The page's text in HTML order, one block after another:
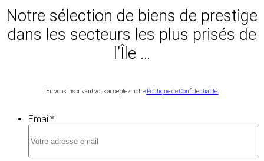
Notre sélection de biens de prestige
dans les secteurs les plus prisés de
l’Île …
En vous inscrivant vous acceptez notre Politique de Confidentialité.
Email*